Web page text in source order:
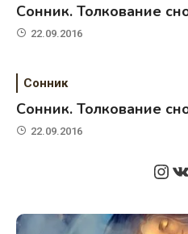
Сонник. Толкование
22.09.2016
Сонник
Сонник. Толкование
22.09.2016